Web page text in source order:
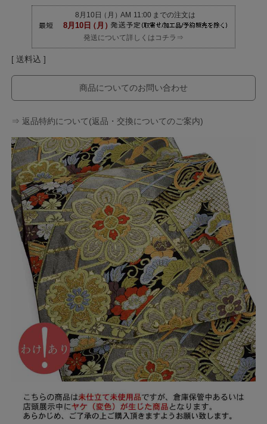
発送について詳しくはコチラ⇒
送料込
商品についてのお問い合わせ
⇒ 返品特約について(返品・交換についてのご案内)